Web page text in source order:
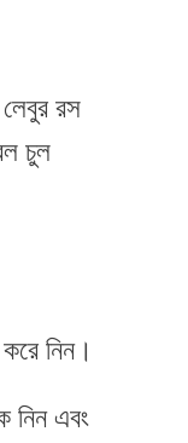
রস
চুল
নিন।
নিন এবং